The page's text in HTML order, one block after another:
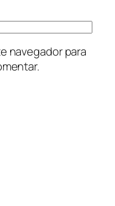
navegador para